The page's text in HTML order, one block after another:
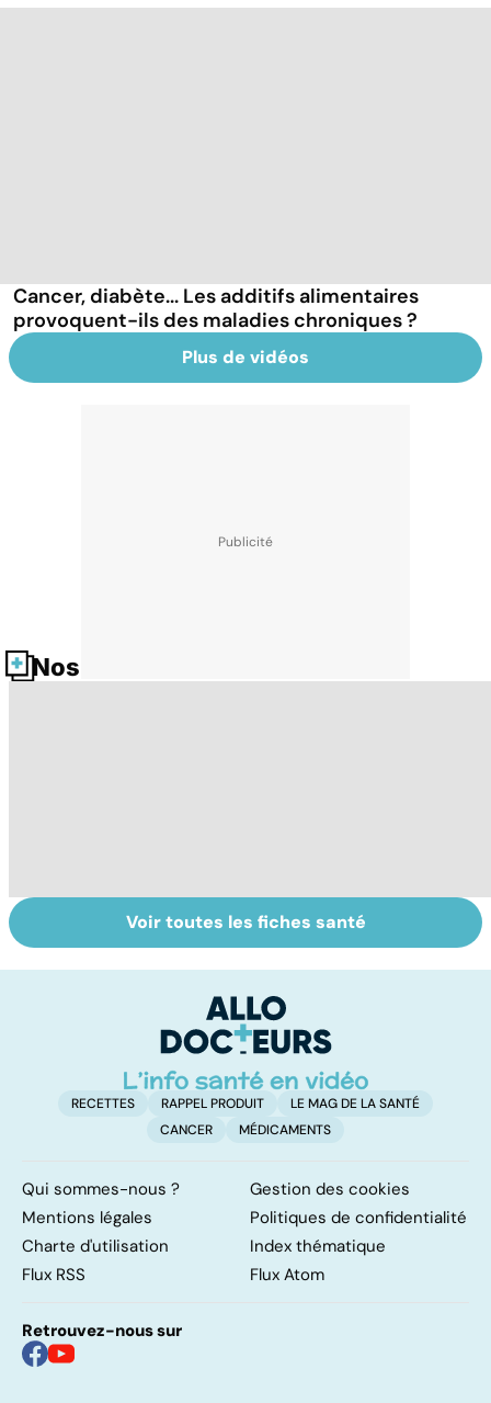
Cancer, diabète... Les additifs alimentaires
provoquent-ils des maladies chroniques ?
Plus de vidéos
Nos fiches santé
Post-partum : un
bouleversement
Comment tenir
ses bonnes
Voir toutes les fiches santé
RECETTES RAPPEL PRODUIT
LE MAG DE LA SANTÉ
CANCER
MÉDICAMENTS
Qui sommes-nous ?
Gestion des cookies
Mentions légales
Politiques de confidentialité
Charte d'utilisation
Index thématique
Flux RSS
Flux Atom
Retrouvez-nous sur